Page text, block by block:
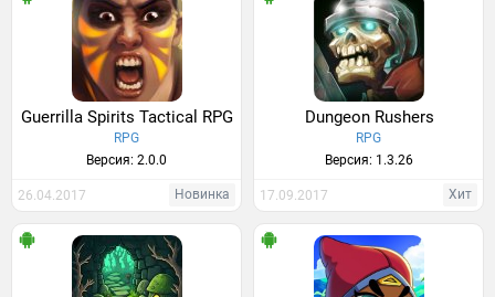
Guerrilla Spirits Tactical RPG
RPG
Версия: 2.0.0
26.04.2017 Новинка
Dungeon Rushers
RPG
Версия: 1.3.26
17.09.2017 Хит